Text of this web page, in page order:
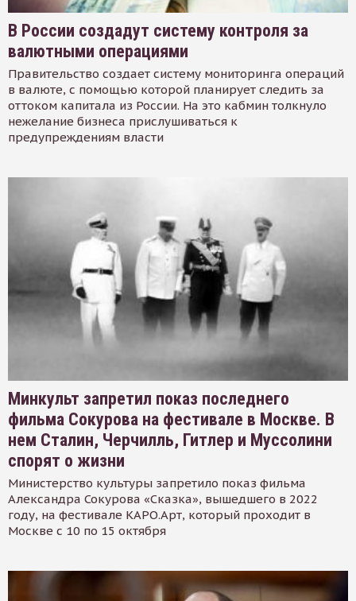
В России создадут систему контроля за
валютными операциями
Правительство создает систему мониторинга операций
в валюте, с помощью которой планирует следить за
оттоком капитала из России. На это кабмин толкнуло
нежелание бизнеса прислушиваться к
предупреждениям власти
Минкульт запретил показ последнего
фильма Сокурова на фестивале в Москве. В
нем Сталин, Черчилль, Гитлер и Муссолини
спорят о жизни
Министерство культуры запретило показ фильма
Александра Сокурова «Сказка», вышедшего в 2022
году, на фестивале КАРО.Арт, который проходит в
Москве с 10 по 15 октября